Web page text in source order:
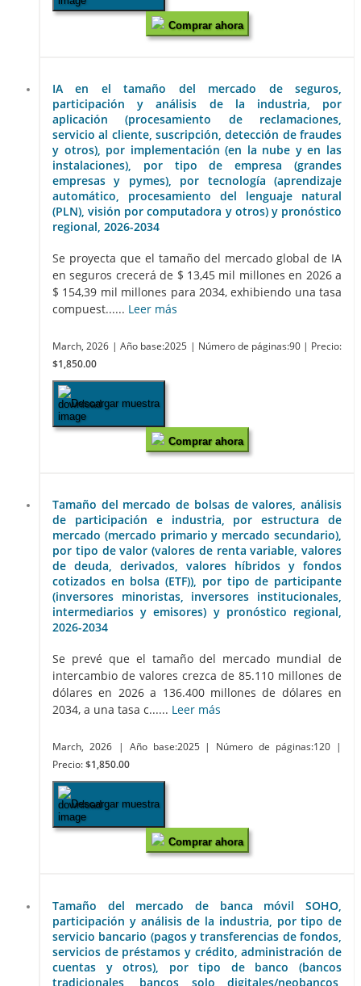
Comprar ahora
IA en el tamaño del mercado de seguros,
participación y análisis de la industria, por
aplicación (procesamiento de reclamaciones,
servicio al cliente, suscripción, detección de fraudes
y otros), por implementación (en la nube y en las
instalaciones), por tipo de empresa (grandes
empresas y pymes), por tecnología (aprendizaje
automático, procesamiento del lenguaje natural
(PLN), visión por computadora y otros) y pronóstico
regional, 2026-2034
Se proyecta que el tamaño del mercado global de IA
en seguros crecerá de $ 13,45 mil millones en 2026 a
$ 154,39 mil millones para 2034, exhibiendo una tasa
compuest...... Leer más
March, 2026 | Año base:2025 | Número de páginas:90 | Precio:
$1,850.00
Descargar muestra
Comprar ahora
Tamaño del mercado de bolsas de valores, análisis
de participación e industria, por estructura de
mercado (mercado primario y mercado secundario),
por tipo de valor (valores de renta variable, valores
de deuda, derivados, valores híbridos y fondos
cotizados en bolsa (ETF)), por tipo de participante
(inversores minoristas, inversores institucionales,
intermediarios y emisores) y pronóstico regional,
2026-2034
Se prevé que el tamaño del mercado mundial de
intercambio de valores crezca de 85.110 millones de
dólares en 2026 a 136.400 millones de dólares en
2034, a una tasa c...... Leer más
March, 2026 | Año base:2025 | Número de páginas:120
|
Precio: $1,850.00
Descargar muestra
Comprar ahora
Tamaño del mercado de banca móvil SOHO,
participación y análisis de la industria, por tipo de
servicio bancario (pagos y transferencias de fondos,
servicios de préstamos y crédito, administración de
cuentas y otros), por tipo de banco (bancos
tradicionales, bancos solo digitales/neobancos,